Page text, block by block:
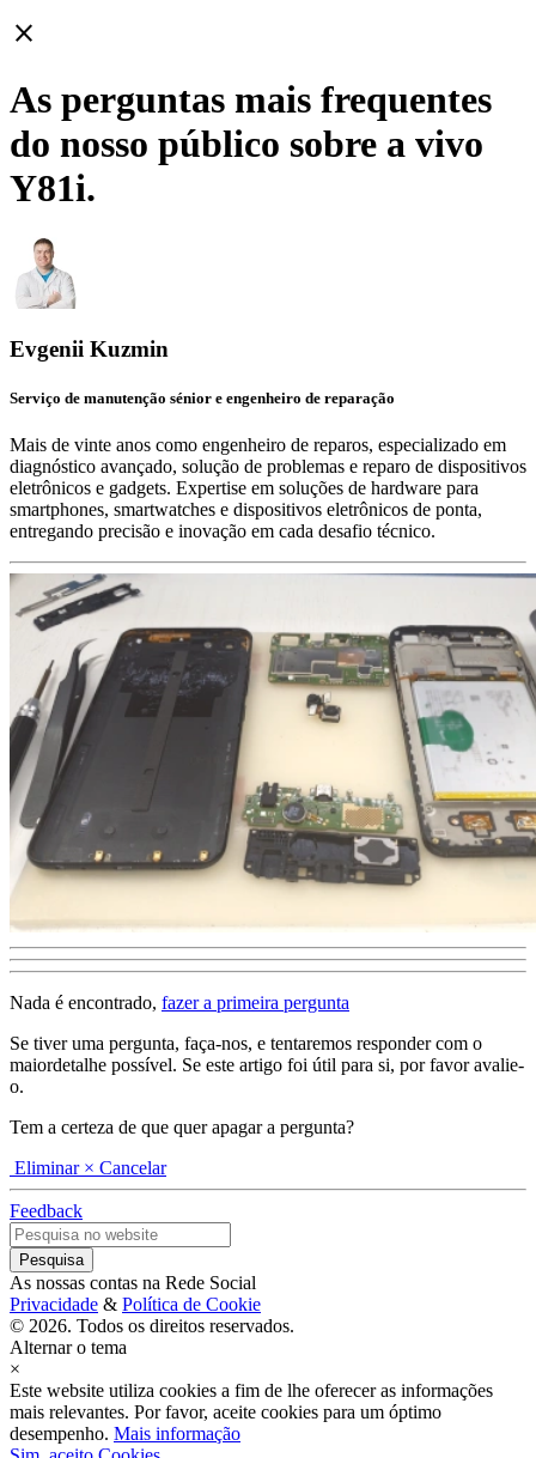
close
As perguntas mais frequentes
do nosso público sobre a vivo
Y81i.
Evgenii Kuzmin
Serviço de manutenção sénior e engenheiro de reparação
Mais de vinte anos como engenheiro de reparos, especializado em
diagnóstico avançado, solução de problemas e reparo de dispositivos
eletrônicos e gadgets. Expertise em soluções de hardware para
smartphones, smartwatches e dispositivos eletrônicos de ponta,
entregando precisão e inovação em cada desafio técnico.
Nada é encontrado, fazer a primeira pergunta
Se tiver uma pergunta, faça-nos, e tentaremos responder com o
maiordetalhe possível. Se este artigo foi útil para si, por favor avalie-
o.
Tem a certeza de que quer apagar a pergunta?
Eliminar × Cancelar
Feedback
As nossas contas na Rede Social
Privacidade & Política de Cookie
© 2026. Todos os direitos reservados.
Alternar o tema
×
Este website utiliza cookies a fim de lhe oferecer as informações
mais relevantes. Por favor, aceite cookies para um óptimo
desempenho. Mais informação